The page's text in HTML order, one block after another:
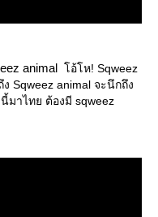
animal อ้โห! Sqweez
Sqweez animal จะนึกถึง
มาไทย ต้องมี sqweez